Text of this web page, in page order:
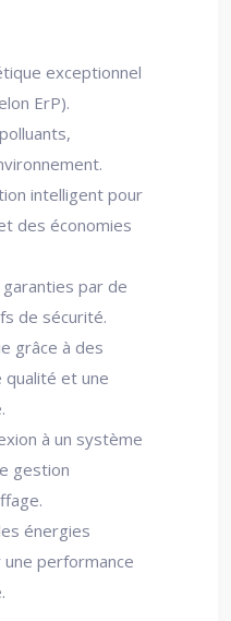
exceptionnel
ErP).
intelligent pour
des économies
par de
de sécurité.
grâce à des
qualité et une
à un système
gestion
énergies
performance